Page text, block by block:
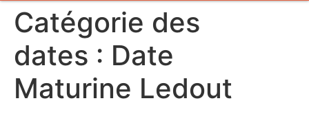
Catégorie des
dates : Date
Maturine Ledout